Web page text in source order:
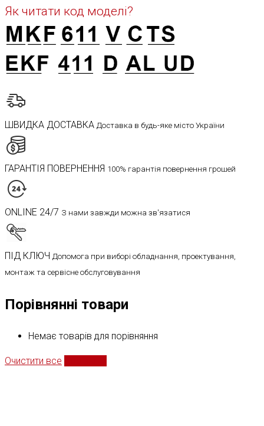
Як читати код моделі?
ШВИДКА ДОСТАВКА Доставка в будь-яке місто України
ГАРАНТІЯ ПОВЕРНЕННЯ 100% гарантія повернення грошей
ONLINE 24/7 З нами завжди можна зв'язатися
ПІД КЛЮЧ Допомога при виборі обладнання, проектування,
монтаж та сервісне обслуговування
Порівнянні товари
Немає товарів для порівняння
Очистити все